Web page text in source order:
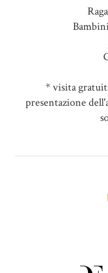
* visita
presentazione